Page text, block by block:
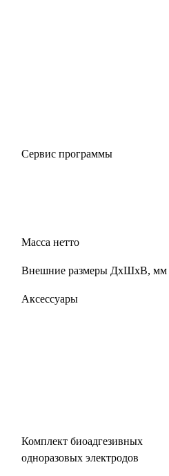
Сервис программы
Масса нетто
Внешние размеры ДхШхВ, мм
Аксессуары
Комплект биоадгезивных
одноразовых электродов